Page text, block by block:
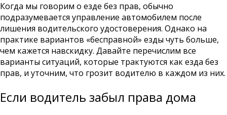
Когда мы говорим о езде без прав, обычно
подразумевается управление автомобилем после
лишения водительского удостоверения. Однако на
практике вариантов «бесправной» езды чуть больше,
чем кажется навскидку. Давайте перечислим все
варианты ситуаций, которые трактуются как езда без
прав, и уточним, что грозит водителю в каждом из них.
Если водитель забыл права дома